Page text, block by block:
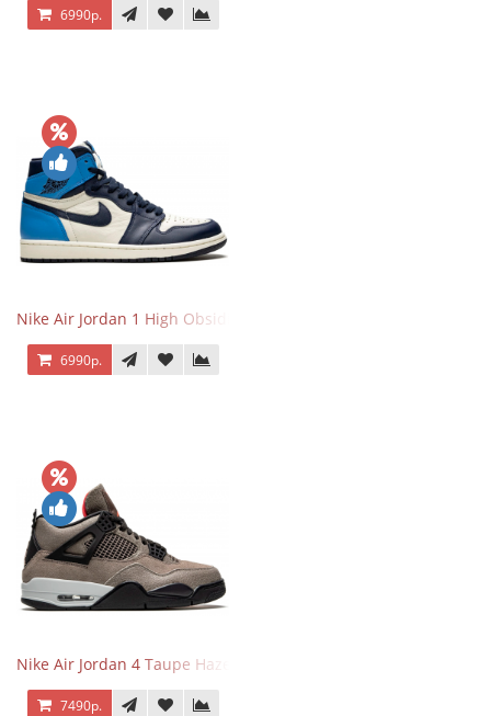
6990р.
Nike Air Jordan 1 High Obsidian University Blue
6990р.
Nike Air Jordan 4 Taupe Haze
7490р.